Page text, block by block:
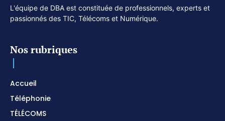
L'équipe de DBA est constituée de professionnels, experts et
passionnés des TIC, Télécoms et Numérique.
Nos rubriques
Accueil
Téléphonie
TÉLÉCOMS